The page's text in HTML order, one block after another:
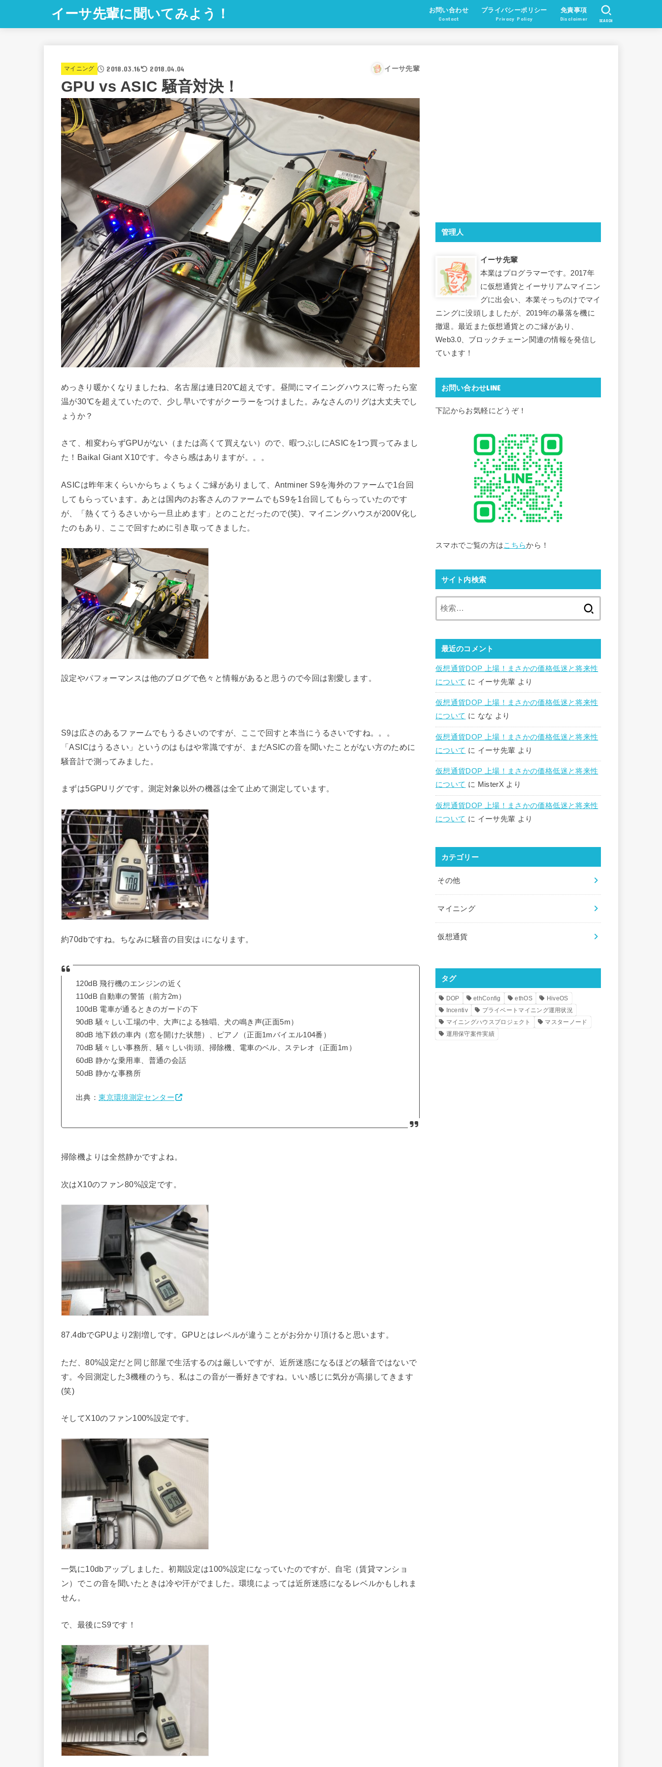
イーサ先輩に聞いてみよう！ お問い合わせ
Contact
プライバシーポリシー
Privacy Policy
免責事項
Disclaimer SEARCH
マイニング 2018.03.16 2018.04.04 イーサ先輩
GPU vs ASIC 騒音対決！
めっきり暖かくなりましたね、名古屋は連日20℃超えです。昼間にマイニングハウスに寄ったら室
温が30℃を超えていたので、少し早いですがクーラーをつけました。みなさんのリグは大丈夫でし
ょうか？
さて、相変わらずGPUがない（または高くて買えない）ので、暇つぶしにASICを1つ買ってみまし
た！Baikal Giant X10です。今さら感はありますが。。。
ASICは昨年末くらいからちょくちょくご縁がありまして、Antminer S9を海外のファームで1台回
してもらっています。あとは国内のお客さんのファームでもS9を1台回してもらっていたのです
が、「熱くてうるさいから一旦止めます」とのことだったので(笑)、マイニングハウスが200V化し
たのもあり、ここで回すために引き取ってきました。
設定やパフォーマンスは他のブログで色々と情報があると思うので今回は割愛します。
S9は広さのあるファームでもうるさいのですが、ここで回すと本当にうるさいですね。。。
「ASICはうるさい」というのはもはや常識ですが、まだASICの音を聞いたことがない方のために
騒音計で測ってみました。
まずは5GPUリグです。測定対象以外の機器は全て止めて測定しています。
約70dbですね。ちなみに騒音の目安は↓になります。
120dB 飛行機のエンジンの近く
110dB 自動車の警笛（前方2m）
100dB 電車が通るときのガードの下
90dB 騒々しい工場の中、大声による独唱、犬の鳴き声(正面5m）
80dB 地下鉄の車内（窓を開けた状態）、ピアノ（正面1mバイエル104番）
70dB 騒々しい事務所、騒々しい街頭、掃除機、電車のベル、ステレオ（正面1m）
60dB 静かな乗用車、普通の会話
50dB 静かな事務所
出典：東京環境測定センター
掃除機よりは全然静かですよね。
次はX10のファン80%設定です。
87.4dbでGPUより2割増しです。GPUとはレベルが違うことがお分かり頂けると思います。
ただ、80%設定だと同じ部屋で生活するのは厳しいですが、近所迷惑になるほどの騒音ではないで
す。今回測定した3機種のうち、私はこの音が一番好きですね。いい感じに気分が高揚してきます
(笑)
そしてX10のファン100%設定です。
一気に10dbアップしました。初期設定は100%設定になっていたのですが、自宅（賃貸マンショ
ン）でこの音を聞いたときは冷や汗がでました。環境によっては近所迷惑になるレベルかもしれま
せん。
で、最後にS9です！
管理人
イーサ先輩
本業はプログラマーです。2017年
に仮想通貨とイーサリアムマイニン
グに出会い、本業そっちのけでマイ
ニングに没頭しましたが、2019年の暴落を機に
撤退。最近また仮想通貨とのご縁があり、
Web3.0、ブロックチェーン関連の情報を発信し
ています！
お問い合わせLINE
下記からお気軽にどうぞ！
スマホでご覧の方はこちらから！
サイト内検索
最近のコメント
仮想通貨DOP 上場！まさかの価格低迷と将来性
について に イーサ先輩 より
仮想通貨DOP 上場！まさかの価格低迷と将来性
について に なな より
仮想通貨DOP 上場！まさかの価格低迷と将来性
について に イーサ先輩 より
仮想通貨DOP 上場！まさかの価格低迷と将来性
について に MisterX より
仮想通貨DOP 上場！まさかの価格低迷と将来性
について に イーサ先輩 より
カテゴリー
その他
マイニング
仮想通貨
タグ
DOP ethConfig ethOS
HiveOS
Incentiv
プライベートマイニング運用状況
マイニングハウスプロジェクト
マスターノード
運用保守案件実績